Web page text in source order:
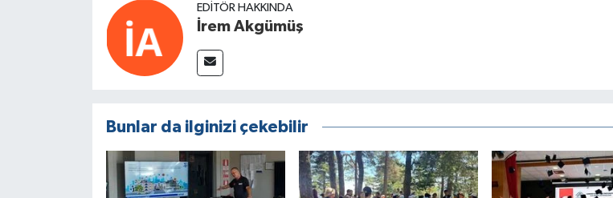
EDITÖR HAKKINDA
İrem Akgümüş
Bunlar da ilginizi çekebilir